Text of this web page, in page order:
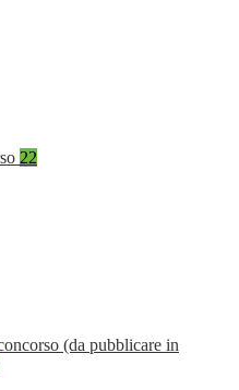
22
(da pubblicare in